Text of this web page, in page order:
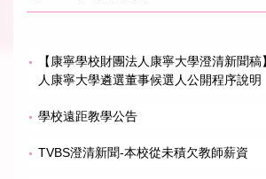
【康寧學校財團法人康寧大學澄清新聞
人康寧大學遴選董事候選人公開程序說明
學校遠距教學公告
TVBS澄清新聞-本校從未積欠教師薪資